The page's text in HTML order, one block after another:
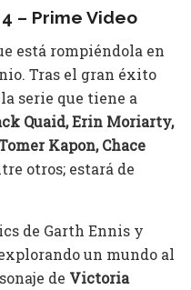
– Prime Video
está rompiéndola en
Tras el gran éxito
la serie que tiene a
Quaid, Erin Moriarty,
Kapon, Chace
otros; estará de
de Garth Ennis y
un mundo al
de Victoria